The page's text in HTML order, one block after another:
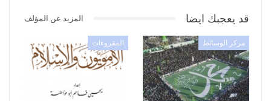
قد يعجبك ايضا المزيد عن المؤلف
مركز الوسائط المقروءات